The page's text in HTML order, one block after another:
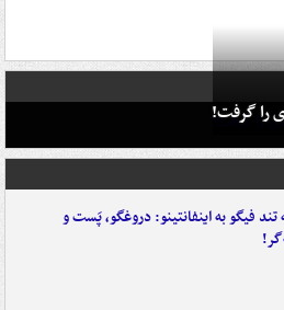
را گرفت!
فیگو به اینفانتینو: دروغگو، پَست‌ و